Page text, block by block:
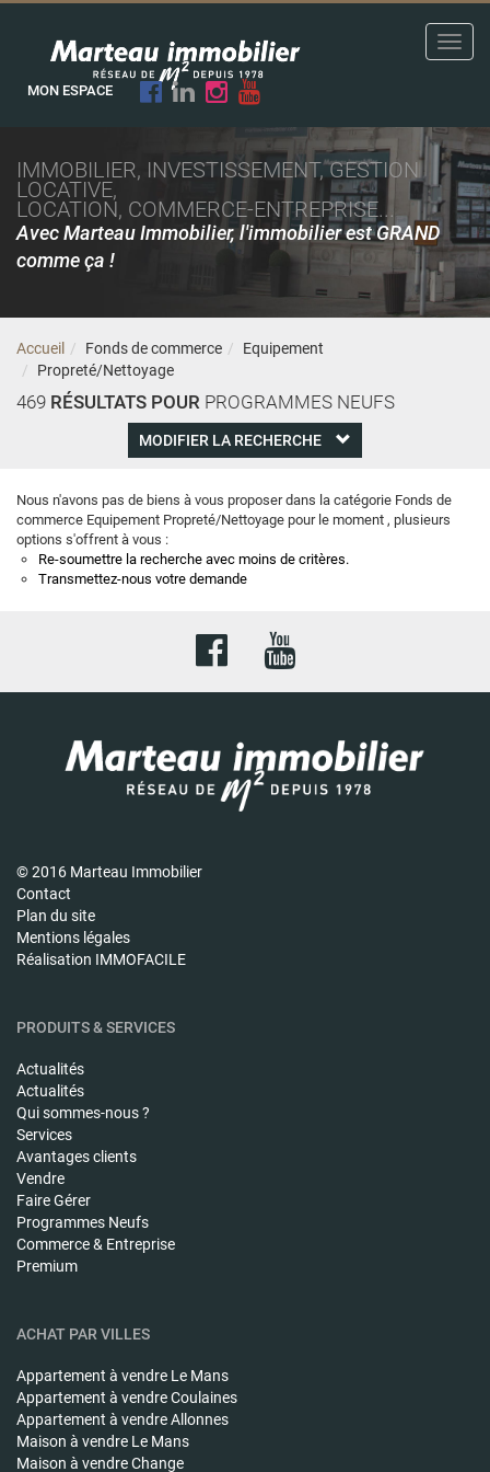
MON ESPACE
IMMOBILIER, INVESTISSEMENT, GESTION
LOCATIVE,
LOCATION, COMMERCE-ENTREPRISE...
Avec Marteau Immobilier, l'immobilier est GRAND
comme ça !
Accueil Fonds de commerce
Equipement
Propreté/Nettoyage
469 RÉSULTATS POUR PROGRAMMES NEUFS
MODIFIER LA RECHERCHE
Nous n'avons pas de biens à vous proposer dans la catégorie Fonds de
commerce Equipement Propreté/Nettoyage pour le moment , plusieurs
options s'offrent à vous :
Re-soumettre la recherche avec moins de critères.
Transmettez-nous votre demande
© 2016 Marteau Immobilier
Contact
Plan du site
Mentions légales
Réalisation IMMOFACILE
PRODUITS & SERVICES
Actualités
Actualités
Qui sommes-nous ?
Services
Avantages clients
Vendre
Faire Gérer
Programmes Neufs
Commerce & Entreprise
Premium
ACHAT PAR VILLES
Appartement à vendre Le Mans
Appartement à vendreCoulaines
Appartement à vendreAllonnes
Maison à vendre Le Mans
Maison à vendreChange